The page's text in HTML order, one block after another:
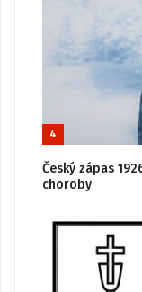
4
Český zápas
choroby